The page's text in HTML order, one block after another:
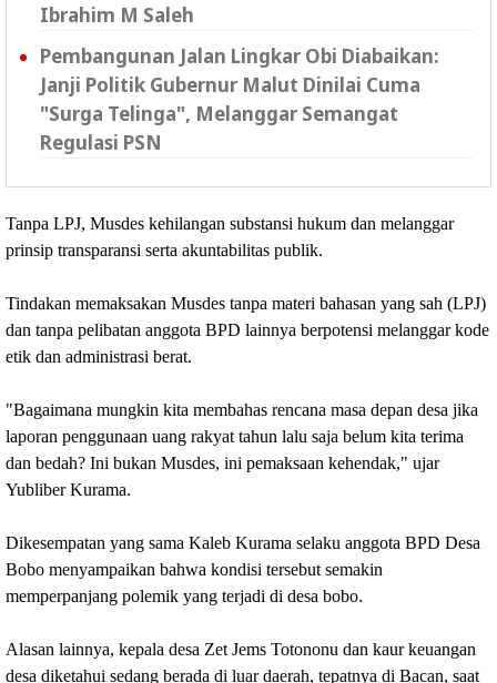
Ibrahim M Saleh
Pembangunan Jalan Lingkar Obi Diabaikan:
Janji Politik Gubernur Malut Dinilai Cuma
"Surga Telinga", Melanggar Semangat
Regulasi PSN ‎
Tanpa LPJ, Musdes kehilangan substansi hukum dan melanggar
prinsip transparansi serta akuntabilitas publik.
‎Tindakan memaksakan Musdes tanpa materi bahasan yang sah (LPJ)
dan tanpa pelibatan anggota BPD lainnya berpotensi melanggar kode
etik dan administrasi berat.
‎"Bagaimana mungkin kita membahas rencana masa depan desa jika
laporan penggunaan uang rakyat tahun lalu saja belum kita terima
dan bedah? Ini bukan Musdes, ini pemaksaan kehendak," ujar
Yubliber Kurama.
‎Dikesempatan yang sama Kaleb Kurama selaku anggota BPD Desa
Bobo menyampaikan bahwa kondisi tersebut semakin
memperpanjang polemik yang terjadi di desa bobo.
‎Alasan lainnya, kepala desa Zet Jems Totononu dan kaur keuangan
desa diketahui sedang berada di luar daerah, tepatnya di Bacan, saat